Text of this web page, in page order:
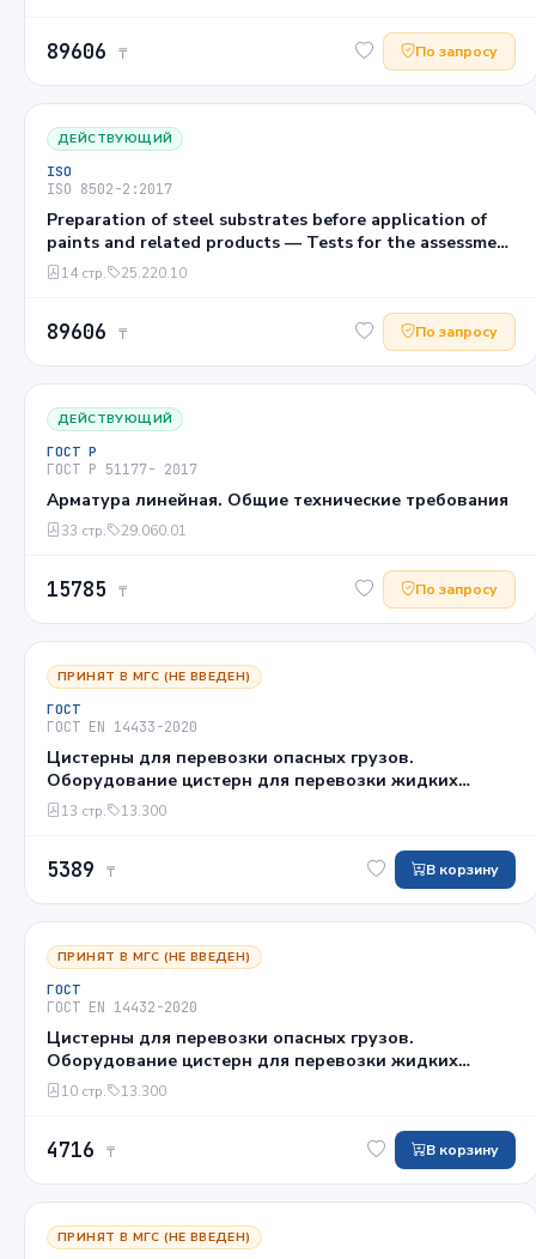
steel surfaces prepared for painting (pressure-sensitive
89606 ₸ По запросу
ДЕЙСТВУЮЩИЙ
ISO
ISO 8502-2:2017
Preparation of steel substrates before application of
paints and related products — Tests for the assessment
of surface cleanliness — Part 2: Laboratory
determination of chloride on cleaned surfaces
14 стр. 25.220.10
89606 ₸ По запросу
ДЕЙСТВУЮЩИЙ
ГОСТ Р
ГОСТ Р 51177- 2017
Арматура линейная. Общие технические требования
33 стр. 29.060.01
15785 ₸ По запросу
ПРИНЯТ В МГС (НЕ ВВЕДЕН)
ГОСТ
ГОСТ EN 14433-2020
Цистерны для перевозки опасных грузов.
Оборудование цистерн для перевозки жидких
химикатов и сжиженных газов. Всасывающие
клапаны
13 стр. 13.300
5389 ₸ В корзину
ПРИНЯТ В МГС (НЕ ВВЕДЕН)
ГОСТ
ГОСТ EN 14432-2020
Цистерны для перевозки опасных грузов.
Оборудование цистерн для перевозки жидких
химикатов и сжиженных газов. Выпускные и
впускные воздушные клапаны
10 стр. 13.300
4716 ₸ В корзину
ПРИНЯТ В МГС (НЕ ВВЕДЕН)